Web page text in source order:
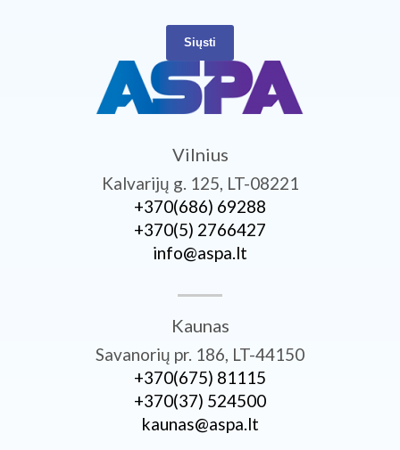
Siųsti
Vilnius
Kalvarijų g. 125, LT-08221
+370­(686) 69288
+370­(5) 2766427
info@aspa.lt
Kaunas
Savanorių pr. 186, LT-44150
+370­(675) 81115
+370­(37) 524500
kaunas@aspa.lt